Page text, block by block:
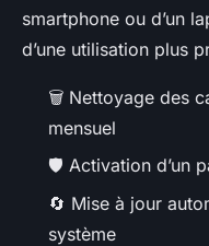
smartphone ou d’un
d’une utilisation plus
🗑️ Nettoyage des
mensuel
🛡️ Activation d’un
🔄 Mise à jour
système